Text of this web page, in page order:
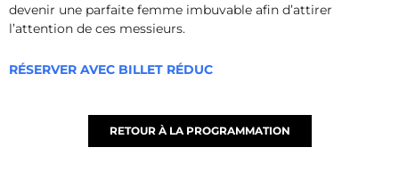
devenir une parfaite femme imbuvable afin d’attirer
l’attention de ces messieurs.
RÉSERVER AVEC BILLET RÉDUC
RETOUR À LA PROGRAMMATION